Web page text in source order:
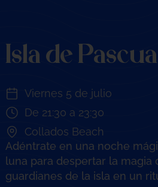
Isla de Pascua
Viernes 5 de julio
De 21:30 a 23:30
Collados Beach
Adéntrate en una noche
luna para despertar la magia
guardianes de la isla en un